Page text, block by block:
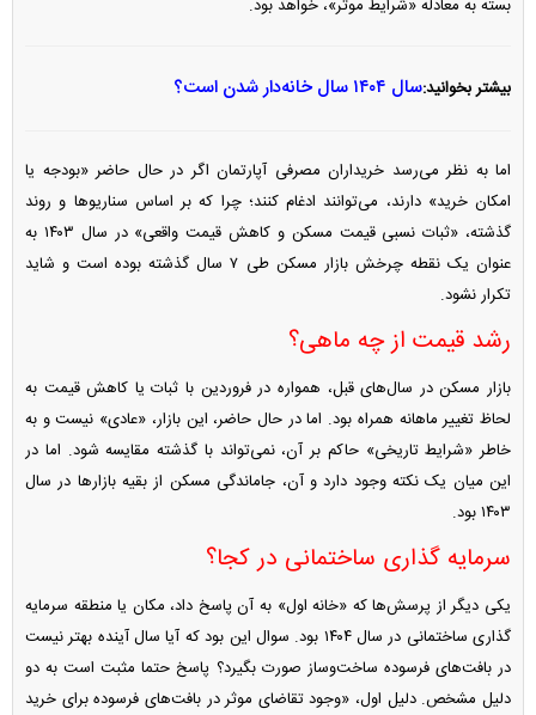
بسته به معادله «شرایط موثر»، خواهد بود.
بیشتر بخوانید:سال ۱۴۰۴ سال خانه‌دار شدن است؟
اما به نظر می‌رسد خریداران مصرفی آپارتمان اگر در حال حاضر «بودجه یا
امکان خرید» دارند، می‌توانند ادغام کنند؛ چرا که بر اساس سناریو‌ها و روند
گذشته، «ثبات نسبی قیمت مسکن و کاهش قیمت واقعی» در سال ۱۴۰۳ به
عنوان یک نقطه چرخش بازار مسکن طی ۷ سال گذشته بوده است و شاید
تکرار نشود.
رشد قیمت از چه ماهی؟
بازار مسکن در سال‌های قبل، همواره در فروردین با ثبات یا کاهش قیمت به
لحاظ تغییر ماهانه همراه بود. اما در حال حاضر، این بازار، «عادی» نیست و به
خاطر «شرایط تاریخی» حاکم بر آن، نمی‌تواند با گذشته مقایسه شود. اما در
این میان یک نکته وجود دارد و آن، جاماندگی مسکن از بقیه بازار‌ها در سال
۱۴۰۳ بود.
سرمایه گذاری ساختمانی در کجا؟
یکی دیگر از پرسش‌ها که «خانه اول» به آن پاسخ داد، مکان یا منطقه سرمایه
گذاری ساختمانی در سال ۱۴۰۴ بود. سوال این بود که آیا سال آینده بهتر نیست
در بافت‌های فرسوده ساخت‌وساز صورت بگیرد؟ پاسخ حتما مثبت است به دو
دلیل مشخص. دلیل اول، «وجود تقاضای موثر در بافت‌های فرسوده برای خرید